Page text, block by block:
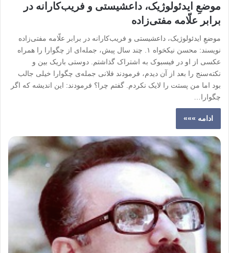
موضعِ ایدئولوژیک، داعشیستی و فریب‌کارانه در
برابر علّامه مفتی‌زاده
موضعِ ایدئولوژیک، داعشیستی و فریب‌کارانه در برابر علّامه مفتی‌زاده
نویسند: محسن نیکخواه ۱. چند سال پیش، جمله‌ای از چگوارا را همراه
عکسی از او در فیسبوک به اشتراک گذاشتم. دوستی باریک بین و
نکته‌سنج را بعد از آن دیدم، فرمودند فلانی جمله‌ی چگوارا خیلی جالب
بود اما من پستت را لایک نکردم. گفتم چرا؟ فرمودند: این اندیشه که اگر
چگوارا…
ادامه »»»